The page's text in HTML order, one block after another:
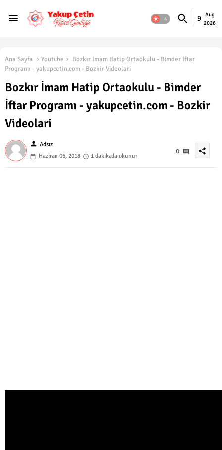
9
Aug
2026
Ana Sayfa Youtube
Bozkır İmam Hatip Ortaokulu - Bimder İftar
Programı - yakupcetin.com - Bozkir Videolari
Bozkır İmam Hatip Ortaokulu - Bimder
İftar Programı - yakupcetin.com - Bozkir
Videolari
person Adsız
Haziran 06, 2018
1 dakikada okunur
0 share